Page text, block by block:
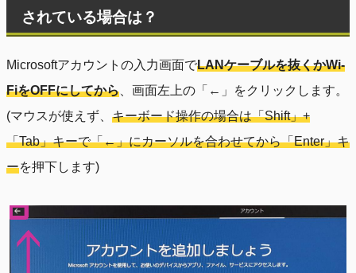
されている場合は？
Microsoftアカウントの入力画面でLANケーブルを抜くかWi-
FiをOFFにしてから 、画面左上の「←」をクリックします。
(マウスが使えず、 キーボード操作の場合は「Shift」+
「Tab」キーで「←」にカーソルを合わせてから「Enter」キ
ーを押下します)